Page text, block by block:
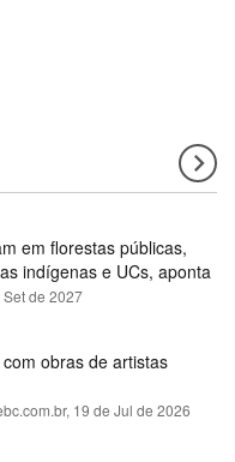
em florestas públicas,
indígenas e UCs, aponta
de 2027
obras de artistas
19 de Jul de 2026